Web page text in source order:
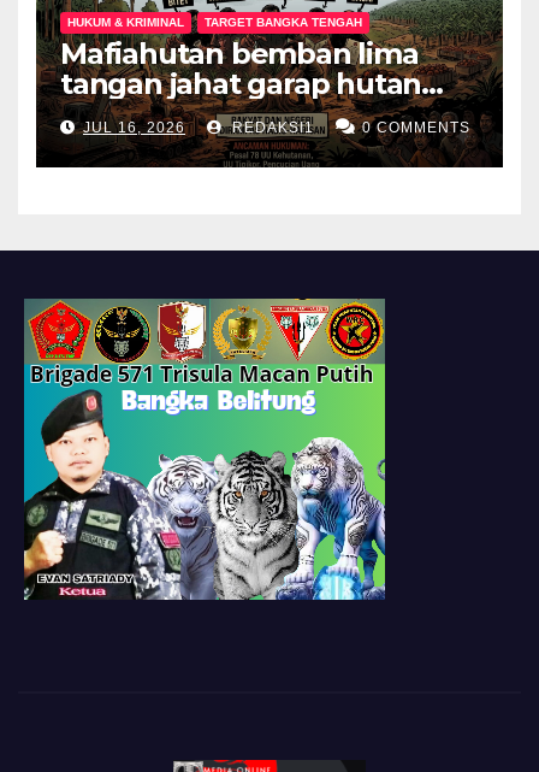
HUKUM & KRIMINAL TARGET BANGKA TENGAH
Mafiahutan bemban lima
tangan jahat garap hutan
produksi jadi perkebunan
sawit negeri dan rakyat
dirampas habis habisan
JUL 16, 2026 REDAKSI1 0 COMMENTS